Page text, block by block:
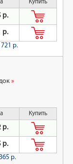
Купить
р.
р.
р.
»
Купить
р.
р.
р.